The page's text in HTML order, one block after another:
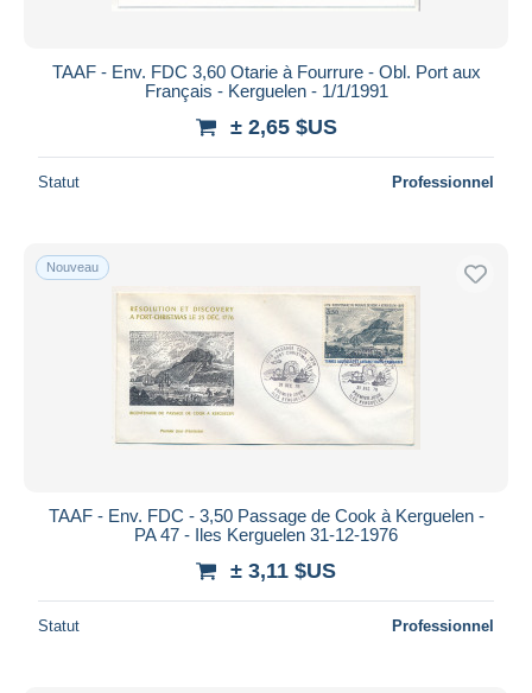
TAAF - Env. FDC 3,60 Otarie à Fourrure - Obl. Port aux
Français - Kerguelen - 1/1/1991
± 2,65 $US
Statut Professionnel
Nouveau
TAAF - Env. FDC - 3,50 Passage de Cook à Kerguelen -
PA 47 - Iles Kerguelen 31-12-1976
± 3,11 $US
Statut Professionnel